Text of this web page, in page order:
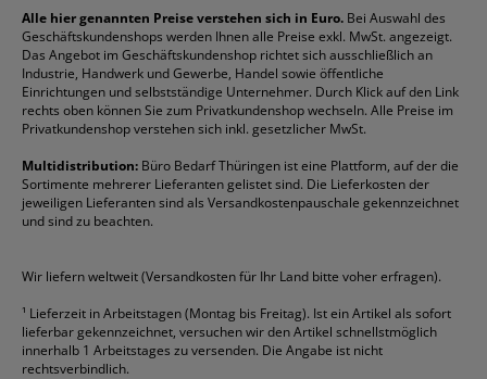
Reklamation / Retouren
Vertrag widerrufen (Privatkunden)
Rabatte & Aktionen
Briefumschläge
Druckerpatronen
Etiketten
Fineliner
Folienschreiber
Formulare
Gelschreiber
Geschäftsbücher
Klemmmappen
Kopierpapier
Korrekturmittel
Kugelschreiber
Mappen
Ordner
Packband
Permanentmarker
Taschenrechner
Textmarker
Tintenroller
Tintenpatronen
Toilettenpapier
Toner
Versandmaterial
Versandtaschen
Durable
DYMO
Edding
Esselte
Faber-Castell
Fellowes
Franken
Fripa
HP
Pentel
Pelikan
Pilot
Pritt
Schneider
Stabilo
Staedtler
alle Marken anzeigen
Alle hier genannten Preise verstehen sich in Euro. Bei Auswahl des
Geschäftskundenshops werden Ihnen alle Preise exkl. MwSt. angezeigt.
Das Angebot im Geschäftskundenshop richtet sich ausschließlich an
Industrie, Handwerk und Gewerbe, Handel sowie öffentliche
Einrichtungen und selbstständige Unternehmer. Durch Klick auf den Link
rechts oben können Sie zum Privatkundenshop wechseln. Alle Preise im
Privatkundenshop verstehen sich inkl. gesetzlicher MwSt.
Multidistribution: Büro Bedarf Thüringen ist eine Plattform, auf der die
Sortimente mehrerer Lieferanten gelistet sind. Die Lieferkosten der
jeweiligen Lieferanten sind als Versandkostenpauschale gekennzeichnet
und sind zu beachten.
Wir liefern weltweit (Versandkosten für Ihr Land bitte voher erfragen).
¹ Lieferzeit in Arbeitstagen (Montag bis Freitag). Ist ein Artikel als sofort
lieferbar gekennzeichnet, versuchen wir den Artikel schnellstmöglich
innerhalb 1 Arbeitstages zu versenden. Die Angabe ist nicht
rechtsverbindlich.